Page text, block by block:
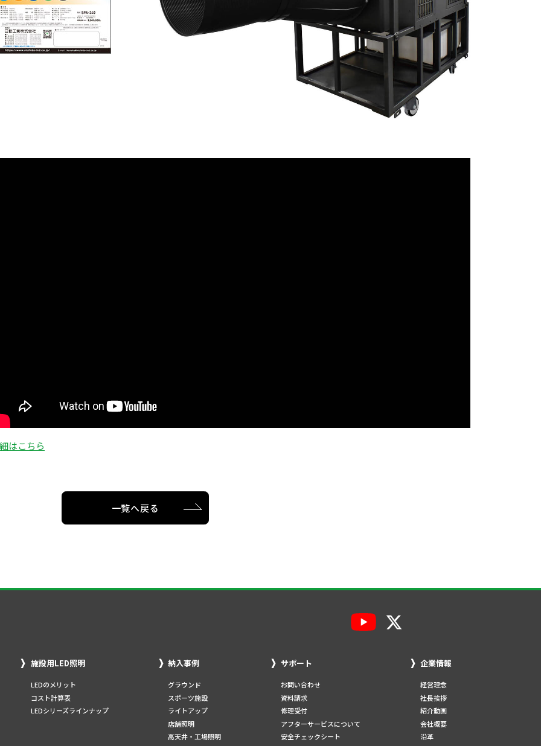
はこちら
一覧へ戻る
施設用LED照明
LEDのメリット
コスト計算表
LEDシリーズラインナップ
納入事例
グラウンド
スポーツ施設
ライトアップ
店舗照明
高天井・工場照明
サポート
お問い合わせ
資料請求
修理受付
アフターサービスについて
安全チェックシート
企業情報
経営理念
社長挨拶
紹介動画
会社概要
沿革